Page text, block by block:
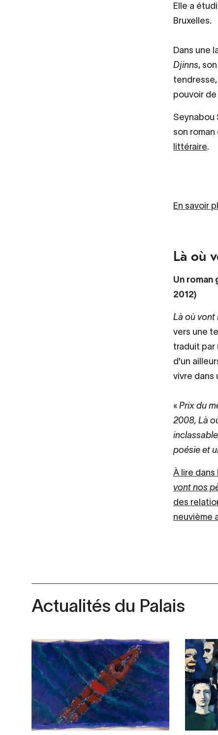
Elle a
Bruxelles.
Dans une
Djinns,
pouvoir de
Seynabou
son
littéraire.
En savoir
Là où
Un roman
2012)
Là où vont
vers une
traduit par
d'un
vivre dans
« Prix du
2008, Là
poésie et
À lire dans
vont nos
des
neuvième
Actualités du Palais